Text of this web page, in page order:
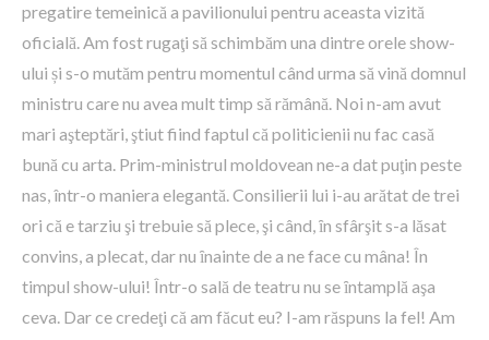
pregatire temeinică a pavilionului pentru aceasta vizită
oficială. Am fost rugaţi să schimbăm una dintre orele show-
ului și s-o mutăm pentru momentul când urma să vină domnul
ministru care nu avea mult timp să rămână. Noi n-am avut
mari aşteptări, ştiut fiind faptul că politicienii nu fac casă
bună cu arta. Prim-ministrul moldovean ne-a dat puţin peste
nas, într-o maniera elegantă. Consilierii lui i-au arătat de trei
ori că e tarziu şi trebuie să plece, şi când, ȋn sfârşit s-a lăsat
convins, a plecat, dar nu ȋnainte de a ne face cu mâna! În
timpul show-ului! Într-o sală de teatru nu se ȋntamplă aşa
ceva. Dar ce credeţi că am făcut eu? I-am răspuns la fel! Am